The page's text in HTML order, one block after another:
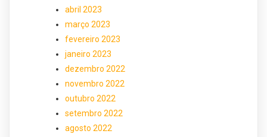
abril 2023
março 2023
fevereiro 2023
janeiro 2023
dezembro 2022
novembro 2022
outubro 2022
setembro 2022
agosto 2022